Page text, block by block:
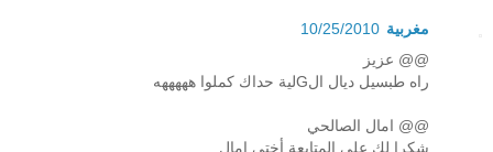
مغربية 10/25/2010
@@ عزيز
راه طبسيل ديال الGلية حداك كملوا هههههه
@@ امال الصالحي
شكرا لك على المتابعة أختي امال